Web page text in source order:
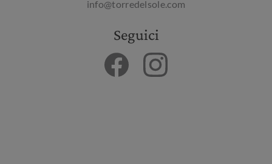
info@torredelsole.com
Seguici